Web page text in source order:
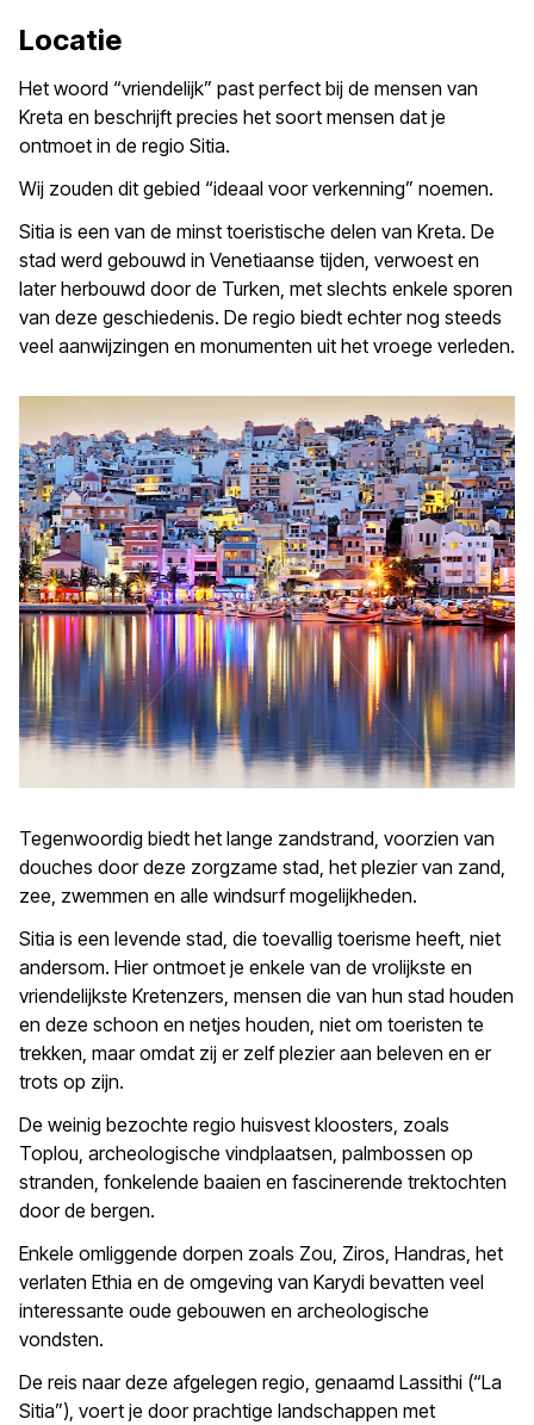
Locatie
Het woord “vriendelijk” past perfect bij de mensen van
Kreta en beschrijft precies het soort mensen dat je
ontmoet in de regio Sitia.
Wij zouden dit gebied “ideaal voor verkenning” noemen.
Sitia is een van de minst toeristische delen van Kreta. De
stad werd gebouwd in Venetiaanse tijden, verwoest en
later herbouwd door de Turken, met slechts enkele sporen
van deze geschiedenis. De regio biedt echter nog steeds
veel aanwijzingen en monumenten uit het vroege verleden.
Tegenwoordig biedt het lange zandstrand, voorzien van
douches door deze zorgzame stad, het plezier van zand,
zee, zwemmen en alle windsurf mogelijkheden.
Sitia is een levende stad, die toevallig toerisme heeft, niet
andersom. Hier ontmoet je enkele van de vrolijkste en
vriendelijkste Kretenzers, mensen die van hun stad houden
en deze schoon en netjes houden, niet om toeristen te
trekken, maar omdat zij er zelf plezier aan beleven en er
trots op zijn.
De weinig bezochte regio huisvest kloosters, zoals
Toplou, archeologische vindplaatsen, palmbossen op
stranden, fonkelende baaien en fascinerende trektochten
door de bergen.
Enkele omliggende dorpen zoals Zou, Ziros, Handras, het
verlaten Ethia en de omgeving van Karydi bevatten veel
interessante oude gebouwen en archeologische
vondsten.
De reis naar deze afgelegen regio, genaamd Lassithi (“La
Sitia”), voert je door prachtige landschappen met